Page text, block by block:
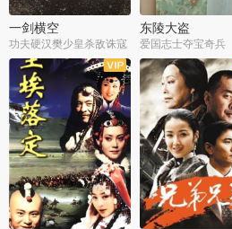
一剑横空
功夫硬汉樊少皇杀敌诛寇
东陵大盗
爱国志士夺宝奇兵
全25集
全50集